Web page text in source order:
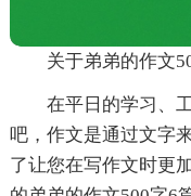
关于弟弟的作文
在平日的学习、
吧，作文是通过文字
了让您在写作文时更